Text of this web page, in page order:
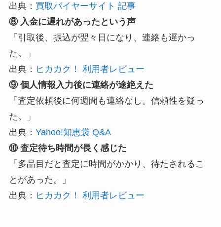
出典： 買取バイヤーサイト 記事
⑧ 入金に遅れがあったという声
「引取後、振込が翌々日になり、連絡も遅かっ
た。」
出典： ヒカカク！ 利用者レビュー
⑨ 個人情報入力後に連絡が途絶えた
「査定依頼後に何週間も連絡なし。信頼性を疑っ
た。」
出典： Yahoo!知恵袋 Q&A
⑩ 査定待ち時間が長く感じた
「多品目だと査定に時間がかかり、待たされるこ
とがあった。」
出典： ヒカカク！ 利用者レビュー